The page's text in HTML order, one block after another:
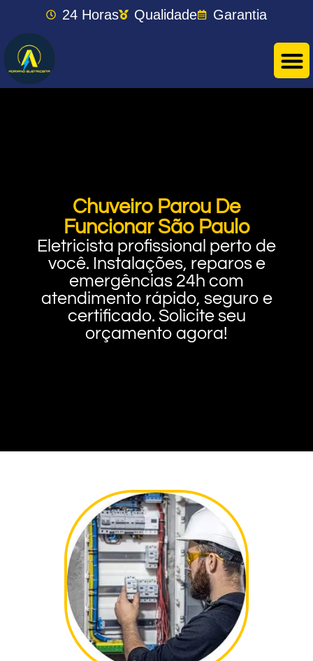
24 Horas Qualidade Garantia
Chuveiro Parou De
Funcionar São Paulo
Eletricista profissional perto de
você. Instalações, reparos e
emergências 24h com
atendimento rápido, seguro e
certificado. Solicite seu
orçamento agora!